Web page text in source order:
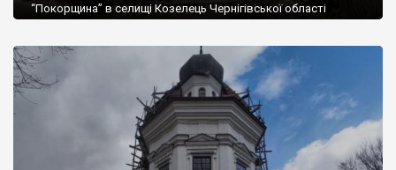
“Покорщина” в селищі Козелець Чернігівської області
майна Чернігівської облради укласти охоронний договір на
цю пам’ятку архітектури національного значення.
Прокуратурою установлено, що садиба “Покорщина”
перебуває у комунальній власності територіальної громади
сіл, селищ, міст Чернігівської області […]